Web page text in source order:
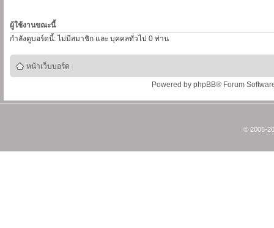
ผู้ใช้งานขณะนี้
กำลังดูบอร์ดนี้: ไม่มีสมาชิก และ บุคคลทั่วไป 0 ท่าน
หน้าเว็บบอร์ด
Powered by phpBB® Forum
© 2005-